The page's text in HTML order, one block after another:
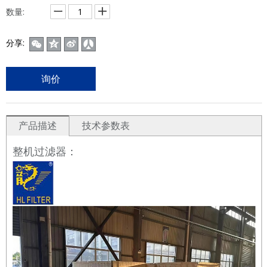
数量:
分享:
询价
产品描述 技术参数表
整机过滤器：